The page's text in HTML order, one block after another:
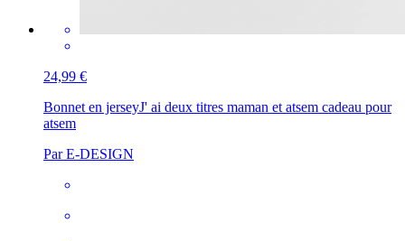
24,99 €
Bonnet en jerseyJ' ai deux titres maman et atsem cadeau pour
atsem
Par E-DESIGN